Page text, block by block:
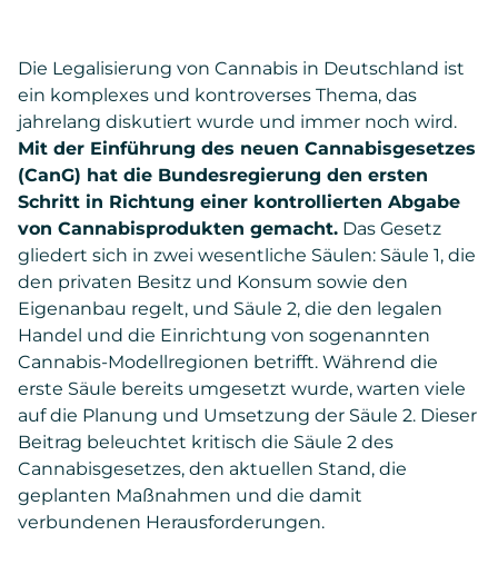
Die Legalisierung von Cannabis in Deutschland ist
ein komplexes und kontroverses Thema, das
jahrelang diskutiert wurde und immer noch wird.
Mit der Einführung des neuen Cannabisgesetzes
(CanG) hat die Bundesregierung den ersten
Schritt in Richtung einer kontrollierten Abgabe
von Cannabisprodukten gemacht. Das Gesetz
gliedert sich in zwei wesentliche Säulen: Säule 1, die
den privaten Besitz und Konsum sowie den
Eigenanbau regelt, und Säule 2, die den legalen
Handel und die Einrichtung von sogenannten
Cannabis-Modellregionen betrifft. Während die
erste Säule bereits umgesetzt wurde, warten viele
auf die Planung und Umsetzung der Säule 2. Dieser
Beitrag beleuchtet kritisch die Säule 2 des
Cannabisgesetzes, den aktuellen Stand, die
geplanten Maßnahmen und die damit
verbundenen Herausforderungen.